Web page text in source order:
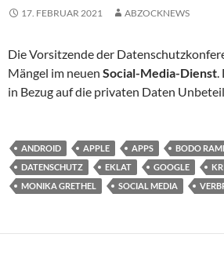
17. FEBRUAR 2021 ABZOCKNEWS
Die Vorsitzende der
Mängel im neuen Social-Media-Dienst.
in Bezug auf die privaten Daten
ANDROID APPLE APPS BODO
DATENSCHUTZ
EKLAT GOOGLE
MONIKA GRETHEL
SOCIAL MEDIA